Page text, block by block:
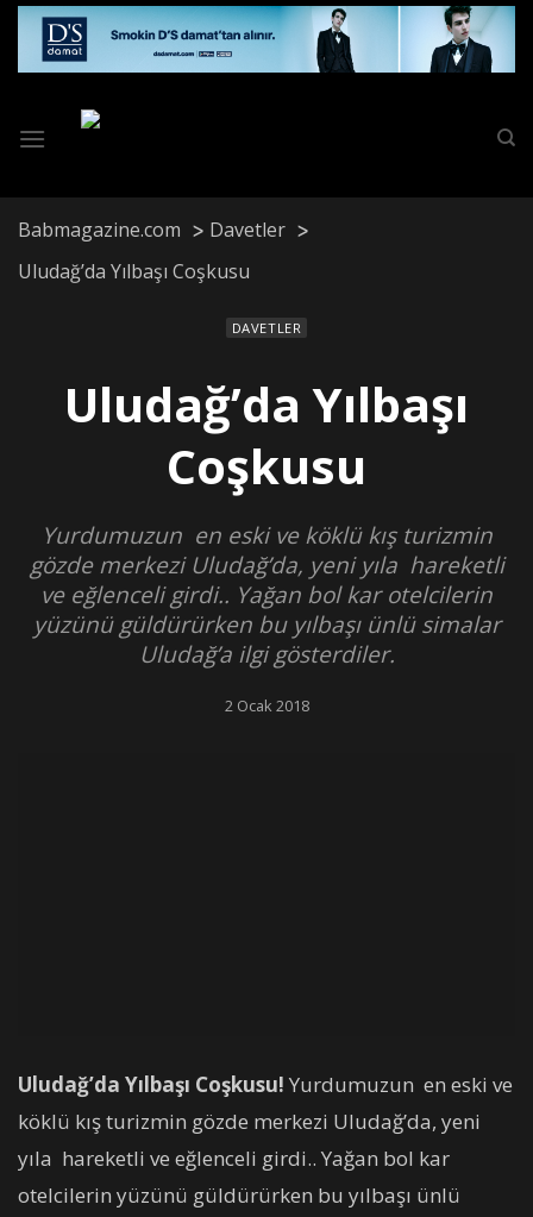
Skip
content
Babmagazine.com
Davetler
Uludağ’da Yılbaşı Coşkusu
DAVETLER
Uludağ’da Yılbaşı
Coşkusu
Yurdumuzun en eski ve köklü kış turizmin
gözde merkezi Uludağ’da, yeni yıla hareketli
ve eğlenceli girdi.. Yağan bol kar otelcilerin
yüzünü güldürürken bu yılbaşı ünlü simalar
Uludağ’a ilgi gösterdiler.
2 Ocak 2018
Uludağ’da Yılbaşı Coşkusu! Yurdumuzun en eski ve
köklü kış turizmin gözde merkezi Uludağ’da, yeni
yıla hareketli ve eğlenceli girdi.. Yağan bol kar
otelcilerin yüzünü güldürürken bu yılbaşı ünlü